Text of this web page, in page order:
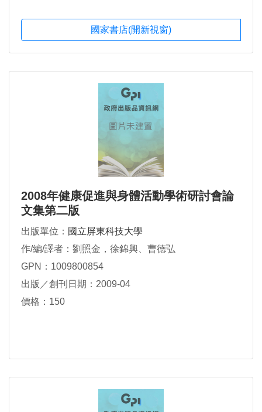
國家書店(開新視窗)
2008年健康促進與身體活動學術研討會論
文集第二版
出版單位： 國立屏東科技大學
作/編/譯者：劉照金，徐錦興、曹德弘
GPN：1009800854
出版／創刊日期：2009-04
價格：150